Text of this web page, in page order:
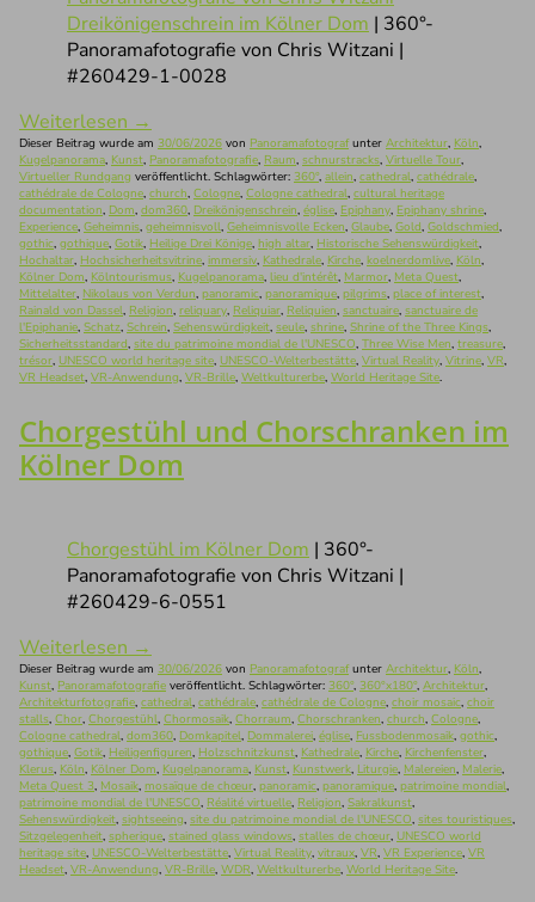
Dreikönigenschrein im Kölner Dom | 360°-
Panoramafotografie von Chris Witzani |
#260429-1-0028
Weiterlesen →
Dieser Beitrag wurde am 30/06/2026 von Panoramafotografunter Architektur, Köln,
Kugelpanorama, Kunst, Panoramafotografie, Raum, schnurstracks, Virtuelle Tour,
Virtueller Rundgang veröffentlicht. Schlagwörter: 360°, allein, cathedral, cathédrale,
cathédrale de Cologne, church, Cologne, Cologne cathedral, cultural heritage
documentation, Dom, dom360, Dreikönigenschrein, église, Epiphany, Epiphany shrine,
Experience, Geheimnis, geheimnisvoll, Geheimnisvolle Ecken, Glaube, Gold, Goldschmied,
gothic, gothique, Gotik, Heilige Drei Könige, high altar, Historische Sehenswürdigkeit,
Hochaltar, Hochsicherheitsvitrine, immersiv, Kathedrale, Kirche, koelnerdomlive, Köln,
Kölner Dom, Kölntourismus, Kugelpanorama, lieu d'intérêt, Marmor, Meta Quest,
Mittelalter, Nikolaus von Verdun, panoramic, panoramique, pilgrims, place of interest,
Rainald von Dassel, Religion, reliquary, Reliquiar, Reliquien, sanctuaire, sanctuaire de
l'Epiphanie, Schatz, Schrein, Sehenswürdigkeit, seule, shrine, Shrine of the Three Kings,
Sicherheitsstandard, site du patrimoine mondial de l'UNESCO, Three Wise Men, treasure,
trésor, UNESCO world heritage site, UNESCO-Welterbestätte, Virtual Reality, Vitrine, VR,
VR Headset, VR-Anwendung, VR-Brille, Weltkulturerbe, World Heritage Site.
Chorgestühl und Chorschranken im
Kölner Dom
Chorgestühl im Kölner Dom | 360°-
Panoramafotografie von Chris Witzani |
#260429-6-0551
Weiterlesen →
Dieser Beitrag wurde am 30/06/2026 von Panoramafotografunter Architektur, Köln,
Kunst, Panoramafotografie veröffentlicht. Schlagwörter: 360°, 360°x180°, Architektur,
Architekturfotografie, cathedral, cathédrale, cathédrale de Cologne, choir mosaic, choir
stalls, Chor, Chorgestühl, Chormosaik, Chorraum, Chorschranken, church, Cologne,
Cologne cathedral, dom360, Domkapitel, Dommalerei, église, Fussbodenmosaik, gothic,
gothique, Gotik, Heiligenfiguren, Holzschnitzkunst, Kathedrale, Kirche, Kirchenfenster,
Klerus, Köln, Kölner Dom, Kugelpanorama, Kunst, Kunstwerk, Liturgie, Malereien, Malerie,
Meta Quest 3, Mosaik, mosaïque de chœur, panoramic, panoramique, patrimoine mondial,
patrimoine mondial de l'UNESCO, Réalité virtuelle, Religion, Sakralkunst,
Sehenswürdigkeit, sightseeing, site du patrimoine mondial de l'UNESCO, sites touristiques,
Sitzgelegenheit, spherique, stained glass windows, stalles de chœur, UNESCO world
heritage site, UNESCO-Welterbestätte, Virtual Reality, vitraux, VR, VR Experience, VR
Headset, VR-Anwendung, VR-Brille, WDR, Weltkulturerbe, World Heritage Site.